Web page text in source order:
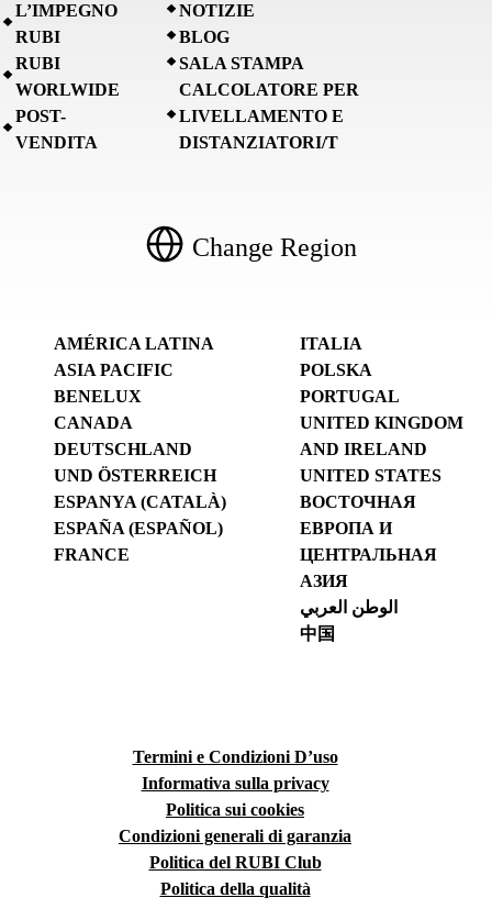
L’IMPEGNO
RUBI
RUBI
WORLWIDE
POST-
VENDITA
NOTIZIE
BLOG
SALA STAMPA
CALCOLATORE PER
LIVELLAMENTO E
DISTANZIATORI/T
Change Region
AMÉRICA LATINA
ASIA PACIFIC
BENELUX
CANADA
DEUTSCHLAND
UND ÖSTERREICH
ESPANYA (CATALÀ)
ESPAÑA (ESPAÑOL)
FRANCE
ITALIA
POLSKA
PORTUGAL
UNITED KINGDOM
AND IRELAND
UNITED STATES
ВОСТОЧНАЯ
ЕВРОПА И
ЦЕНТРАЛЬНАЯ
АЗИЯ
الوطن العربي
中国
Termini e Condizioni D’uso
Informativa sulla privacy
Politica sui cookies
Condizioni generali di garanzia
Politica del RUBI Club
Politica della qualità